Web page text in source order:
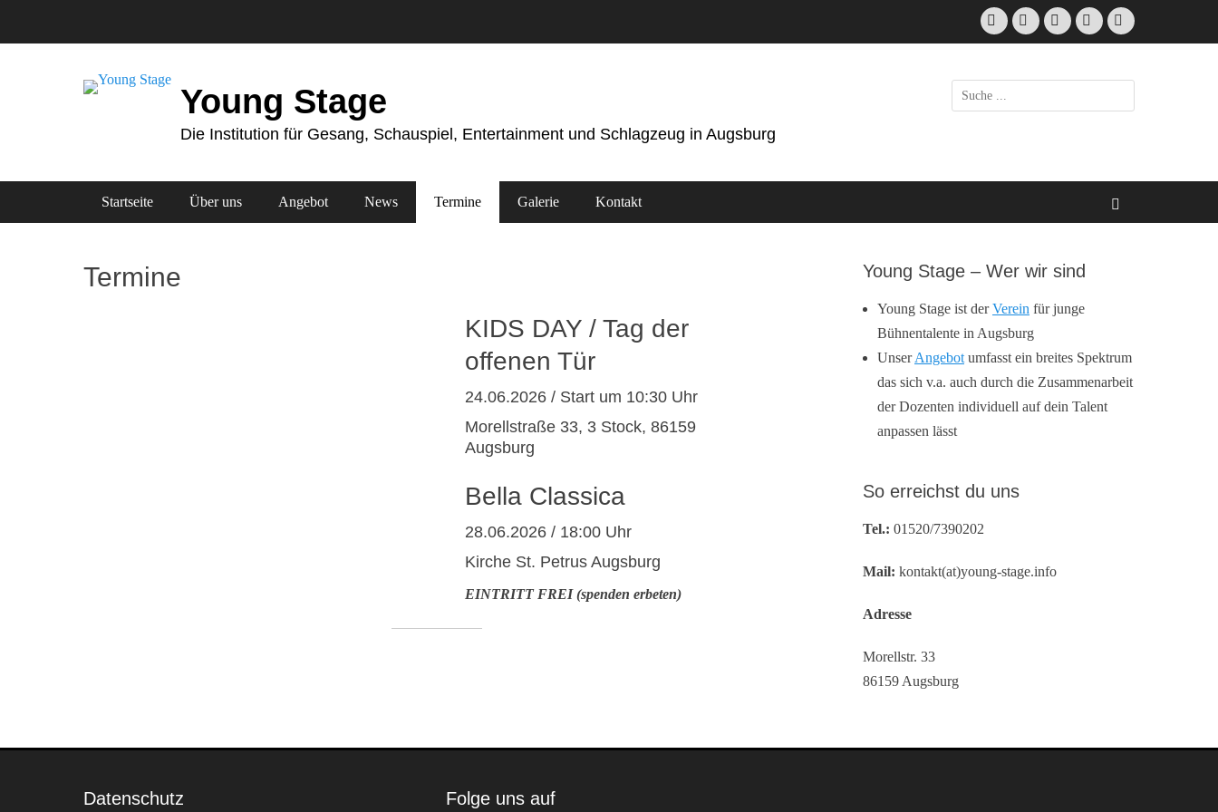
Facebook
E-
Mail
InstagramTelefon Verknüpfung
Young Stage
Die Institution für Gesang, Schauspiel, Entertainment und Schlagzeug in Augsburg
Suchen
nach:
Primäres Menü
Startseite Über uns Angebot News Termine Galerie Kontakt
Termine
KIDS DAY / Tag der
offenen Tür
24.06.2026 / Start um 10:30 Uhr
Morellstraße 33, 3 Stock, 86159
Augsburg
Bella Classica
28.06.2026 / 18:00 Uhr
Kirche St. Petrus Augsburg
EINTRITT FREI (spenden erbeten)
Young Stage – Wer wir sind
Young Stage ist derVerein für junge
Bühnentalente in Augsburg
UnserAngebot umfasst ein breites Spektrum
das sich v.a. auch durch die Zusammenarbeit
der Dozenten individuell auf dein Talent
anpassen lässt
So erreichst du uns
Tel.: 01520/7390202
Mail: kontakt(at)young-stage.info
Adresse
Morellstr. 33
86159 Augsburg
Datenschutz Folge uns auf